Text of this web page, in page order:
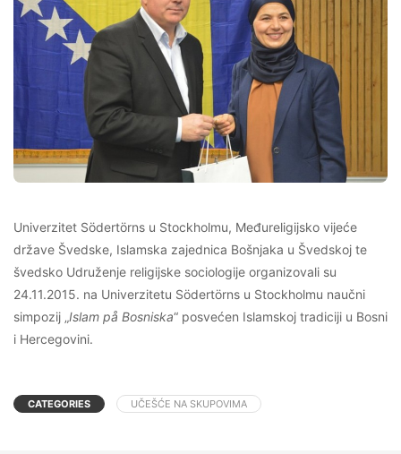
Univerzitet Södertörns u Stockholmu, Međureligijsko vijeće
države Švedske, Islamska zajednica Bošnjaka u Švedskoj te
švedsko Udruženje religijske sociologije organizovali su
24.11.2015. na Univerzitetu Södertörns u Stockholmu naučni
simpozij „Islam på Bosniska“ posvećen Islamskoj tradiciji u Bosni
i Hercegovini.
CATEGORIES UČEŠĆE NA SKUPOVIMA